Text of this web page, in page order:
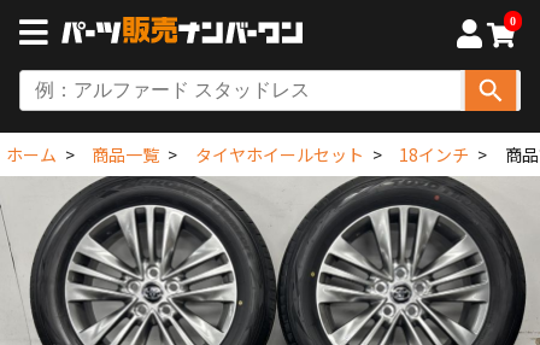
0
ホーム 商品一覧 タイヤホイールセット 18インチ 商